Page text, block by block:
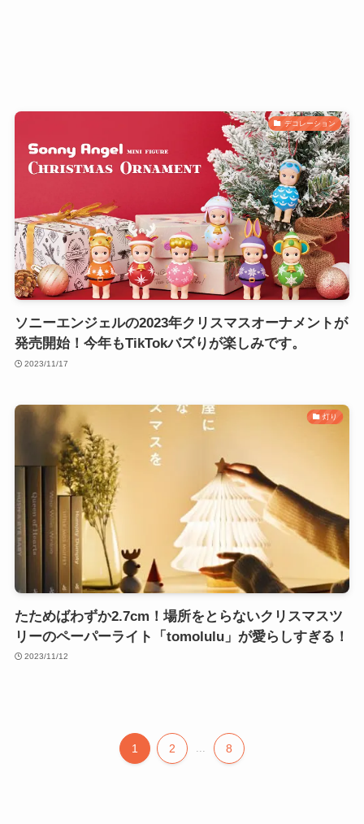
デコレーション
ソニーエンジェルの2023年クリスマスオーナメントが
発売開始！今年もTikTokバズりが楽しみです。
2023/11/17
灯り
たためばわずか2.7cm！場所をとらないクリスマスツ
リーのペーパーライト「tomolulu」が愛らしすぎる！
2023/11/12
1 2 8